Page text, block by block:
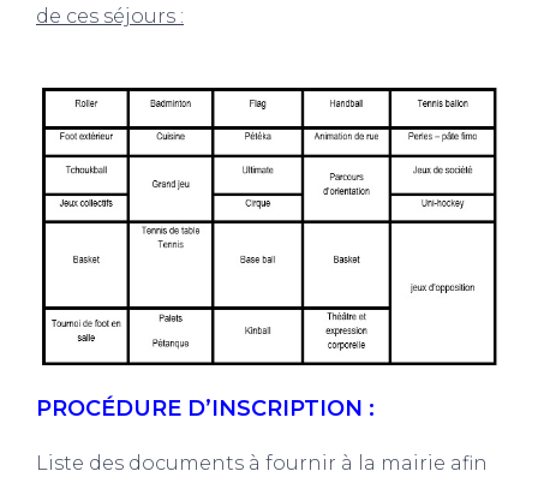
de ces séjours :
PROCÉDURE D’INSCRIPTION :
Liste des documents à fournir à la mairie afin